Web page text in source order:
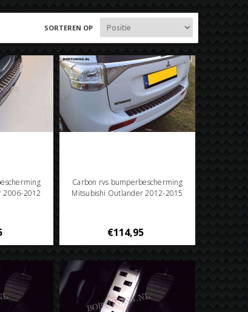
SORTEREN OP
2006-2012
Carbon rvs bumperbescherming
Mitsubishi Outlander 2012-2015
€114,95